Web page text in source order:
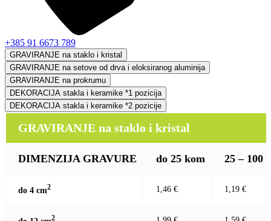
+385 91 6673 789
GRAVIRANJE na staklo i kristal
GRAVIRANJE na setove od drva i eloksiranog aluminija
GRAVIRANJE na prokrumu
DEKORACIJA stakla i keramike *1 pozicija
DEKORACIJA stakla i keramike *2 pozicije
GRAVIRANJE na staklo i kristal
DIMENZIJA GRAVURE do 25 kom 25 – 100
do 4 cm2 1,46 € 1,19 €
2